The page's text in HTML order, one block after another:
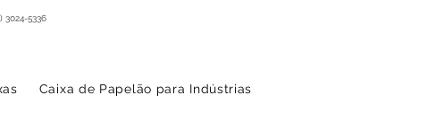
3024-5336
Caixa de Papelão para Indústrias